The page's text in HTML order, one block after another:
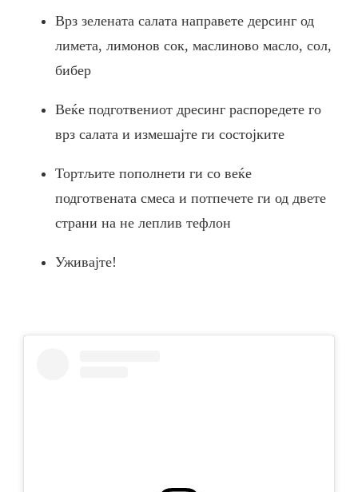
Врз зелената салата направете дерсинг од
лимета, лимонов сок, маслиново масло, сол,
бибер
Веќе подготвениот дресинг распоредете го
врз салата и измешајте ги состојките
Тортљите пополнети ги со веќе
подготвената смеса и потпечете ги од двете
страни на не леплив тефлон
Уживајте!